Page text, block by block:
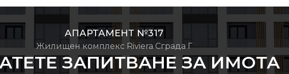
АПАРТАМЕНТ №317
Жилищен комплекс Riviera Сграда Г
ЗАПИТВАНЕ ЗА ИМОТА